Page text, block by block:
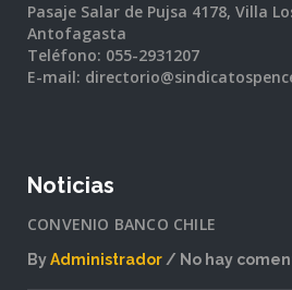
Pasaje Salar de Pujsa 4178, Villa
Antofagasta
Teléfono: 055-2931207
E-mail:
Noticias
CONVENIO BANCO CHILE
ByAdministrador
No hay